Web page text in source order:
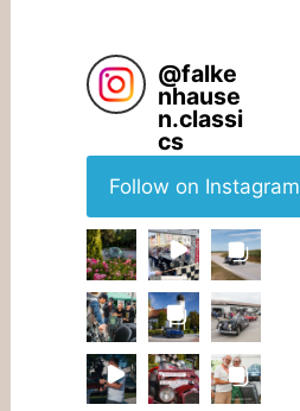
@falke
nhause
n.classi
cs
Follow on Instagram